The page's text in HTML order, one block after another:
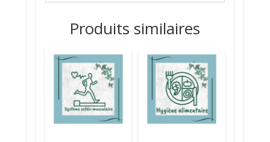
Produits similaires